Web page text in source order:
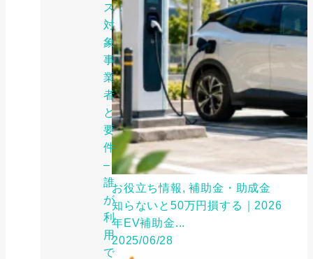
ス：
対
象
事
業
者
と
要
件
–
誰
が
利
用
で
お役立ち情報, 補助金・助成金
知らないと50万円損する｜2026
年EV補助金...
2025/06/28